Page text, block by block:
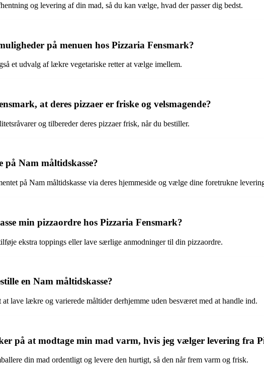
og levering af din mad, så du kan vælge, hvad der passer dig bedst.
på menuen hos Pizzaria Fensmark?
et udvalg af lækre vegetariske retter at vælge imellem.
at deres pizzaer er friske og velsmagende?
og tilbereder deres pizzaer frisk, når du bestiller.
Nam måltidskasse?
på Nam måltidskasse via deres hjemmeside og vælge dine foretrukne
min pizzaordre hos Pizzaria Fensmark?
ekstra toppings eller lave særlige anmodninger til din pizzaordre.
en Nam måltidskasse?
lave lækre og varierede måltider derhjemme uden besværet med at handle ind.
på at modtage min mad varm, hvis jeg vælger levering fra
din mad ordentligt og levere den hurtigt, så den når frem varm og frisk.